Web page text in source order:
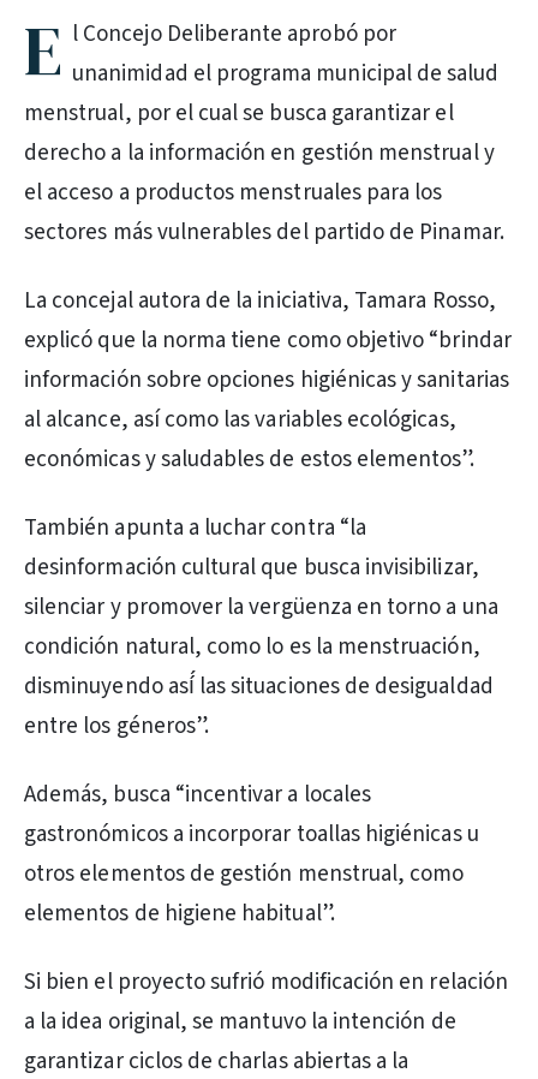
E l Concejo Deliberante aprobó por
unanimidad el programa municipal de salud
menstrual, por el cual se busca garantizar el
derecho a la información en gestión menstrual y
el acceso a productos menstruales para los
sectores más vulnerables del partido de Pinamar.
La concejal autora de la iniciativa, Tamara Rosso,
explicó que la norma tiene como objetivo “brindar
información sobre opciones higiénicas y sanitarias
al alcance, así como las variables ecológicas,
económicas y saludables de estos elementos”.
También apunta a luchar contra “la
desinformación cultural que busca invisibilizar,
silenciar y promover la vergüenza en torno a una
condición natural, como lo es la menstruación,
disminuyendo así́ las situaciones de desigualdad
entre los géneros”.
Además, busca “incentivar a locales
gastronómicos a incorporar toallas higiénicas u
otros elementos de gestión menstrual, como
elementos de higiene habitual”.
Si bien el proyecto sufrió modificación en relación
a la idea original, se mantuvo la intención de
garantizar ciclos de charlas abiertas a la